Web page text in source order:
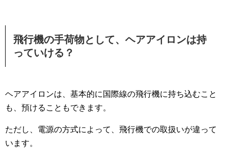
飛行機の手荷物として、ヘアアイロンは持
っていける？
ヘアアイロンは、基本的に国際線の飛行機に持ち込むこと
も、預けることもできます。
ただし、電源の方式によって、飛行機での取扱いが違って
います。